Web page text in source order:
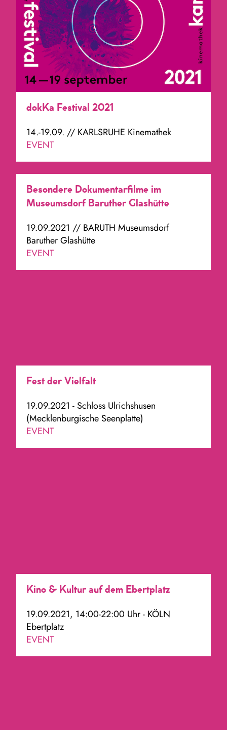
dokKa Festival 2021
14.-19.09. // KARLSRUHE Kinemathek
EVENT
Besondere Dokumentarfilme im
Museumsdorf Baruther Glashütte
19.09.2021 // BARUTH Museumsdorf
Baruther Glashütte
EVENT
Fest der Vielfalt
19.09.2021 - Schloss Ulrichshusen
(Mecklenburgische Seenplatte)
EVENT
Kino & Kultur auf dem Ebertplatz
19.09.2021, 14:00-22:00 Uhr - KÖLN
Ebertplatz
EVENT